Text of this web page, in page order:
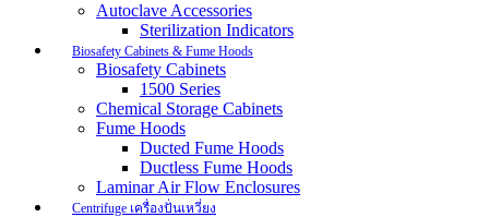
Autoclave Accessories
Sterilization Indicators
Biosafety Cabinets & Fume Hoods
Biosafety Cabinets
1500 Series
Chemical Storage Cabinets
Fume Hoods
Ducted Fume Hoods
Ductless Fume Hoods
Laminar Air Flow Enclosures
Centrifuge เครื่องปั่นเหวี่ยง